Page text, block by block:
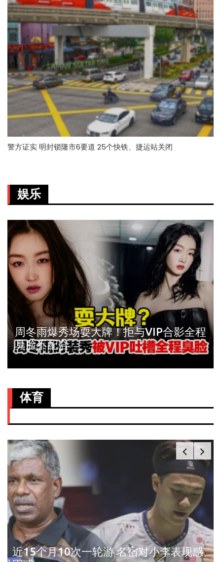
警方证实 明封锁隆市6要道 25个快铁、捷运站关闭
娱乐
周冬雨爆秀场耍大牌！拒与VIP合影全程
臭脸不配合
体育
近15个月10次一轮游 名宿对小李表现感